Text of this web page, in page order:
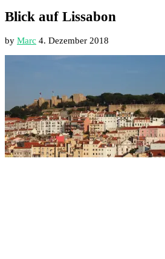
Blick auf Lissabon
by Marc 4. Dezember 2018